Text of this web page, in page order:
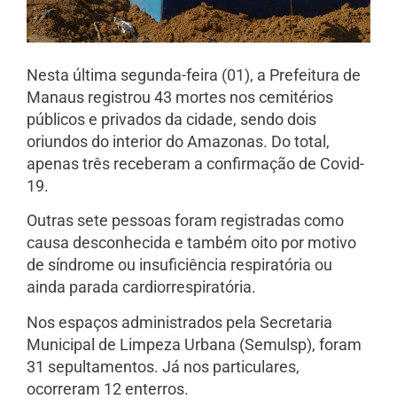
Nesta última segunda-feira (01), a Prefeitura de
Manaus registrou 43 mortes nos cemitérios
públicos e privados da cidade, sendo dois
oriundos do interior do Amazonas. Do total,
apenas três receberam a confirmação de Covid-
19.
Outras sete pessoas foram registradas como
causa desconhecida e também oito por motivo
de síndrome ou insuficiência respiratória ou
ainda parada cardiorrespiratória.
Nos espaços administrados pela Secretaria
Municipal de Limpeza Urbana (Semulsp), foram
31 sepultamentos. Já nos particulares,
ocorreram 12 enterros.